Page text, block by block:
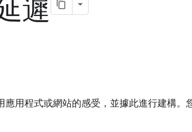
遲
用程式或網站的感受，並據此進行建構。